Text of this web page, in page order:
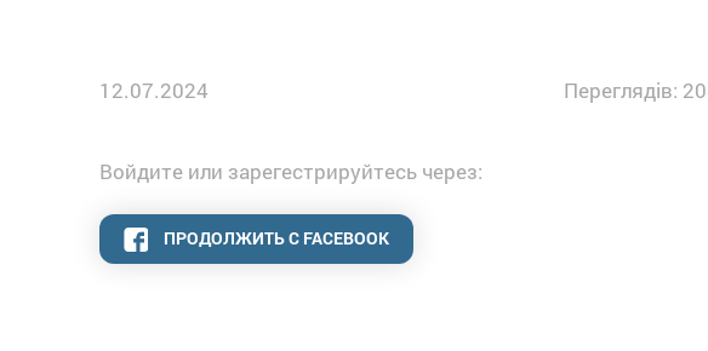
12.07.2024 Переглядів:
Войдите или зарегестрируйтесь через:
ПРОДОЛЖИТЬ С FACEBOOK